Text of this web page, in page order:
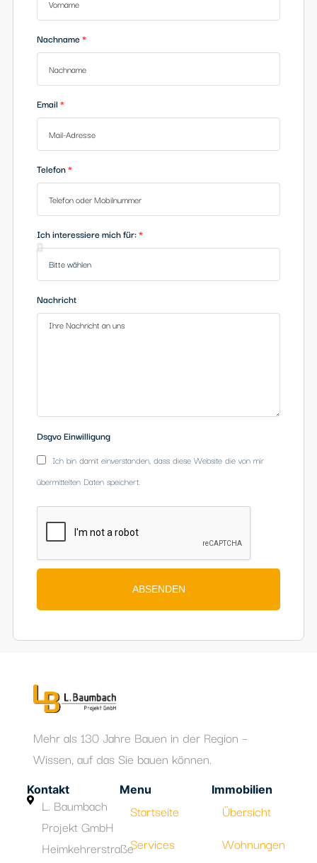
Vorname
Nachname
Email
Telefon
Ich interessiere mich für:
Dsgvo Einwilligung
Ich bin damit einverstanden, dass diese Website die von mir
übermittelten Daten speichert.
Mehr als 130 Jahre Bauen in der Region –
Wissen, auf das Sie bauen können.